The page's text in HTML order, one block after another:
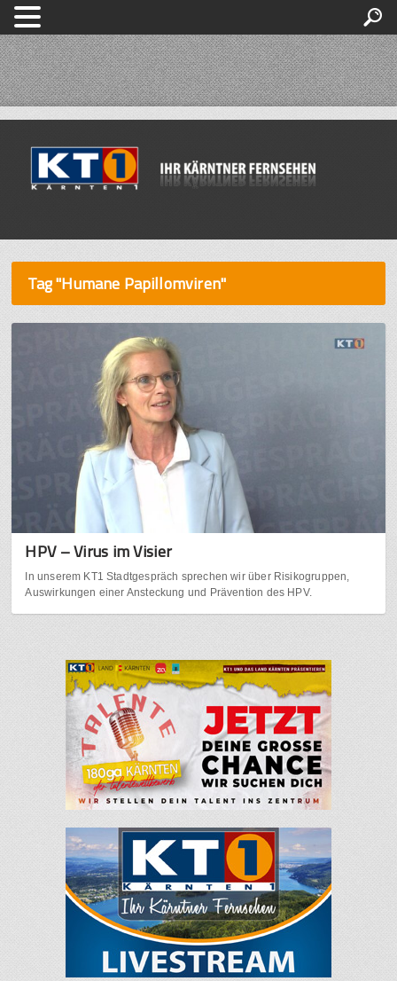
Tag "Humane Papillomviren"
HPV – Virus im Visier
In unserem KT1 Stadtgespräch sprechen wir über Risikogruppen,
Auswirkungen einer Ansteckung und Prävention des HPV.